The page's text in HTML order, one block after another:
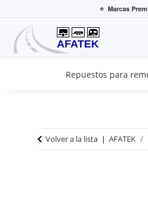
⭐ Marcas
Repuestos para
Volver a la lista AFATEK